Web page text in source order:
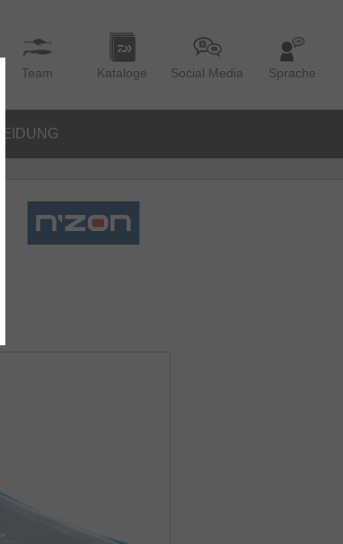
Team Kataloge Social Media Sprache